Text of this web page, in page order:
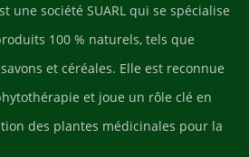
une société SUARL qui se spécialise
100 % naturels, tels que
et céréales. Elle est reconnue
et joue un rôle clé en
des plantes médicinales pour la